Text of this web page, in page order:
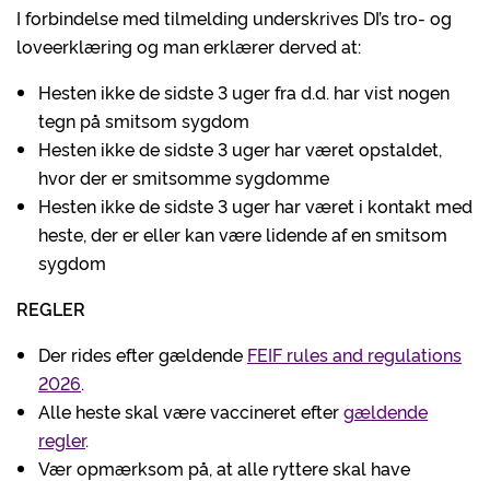
I forbindelse med tilmelding underskrives DI’s tro- og
loveerklæring og man erklærer derved at:
Hesten ikke de sidste 3 uger fra d.d. har vist nogen
tegn på smitsom sygdom
Hesten ikke de sidste 3 uger har været opstaldet,
hvor der er smitsomme sygdomme
Hesten ikke de sidste 3 uger har været i kontakt med
heste, der er eller kan være lidende af en smitsom
sygdom
REGLER
Der rides efter gældende FEIF rules and regulations
2026.
Alle heste skal være vaccineret eftergældende
regler.
Vær opmærksom på, at alle ryttere skal have